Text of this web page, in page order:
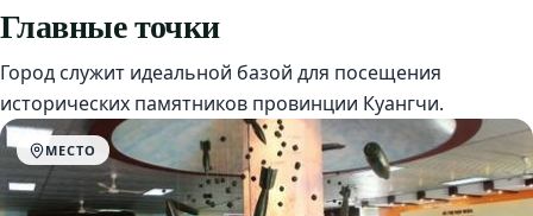
Главные точки
Город служит идеальной базой для посещения
исторических памятников провинции Куангчи.
МЕСТО